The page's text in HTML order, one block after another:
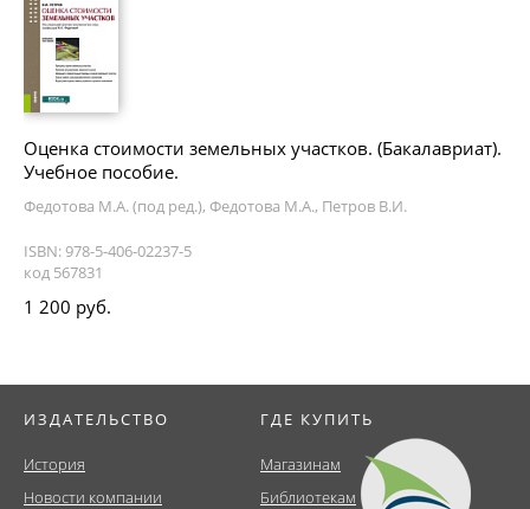
Оценка стоимости земельных участков. (Бакалавриат).
Учебное пособие.
Федотова М.А. (под ред.), Федотова М.А., Петров В.И.
ISBN: 978-5-406-02237-5
код 567831
1 200 руб.
ИЗДАТЕЛЬСТВО
История
Новости компании
ГДЕ КУПИТЬ
Магазинам
Библиотекам